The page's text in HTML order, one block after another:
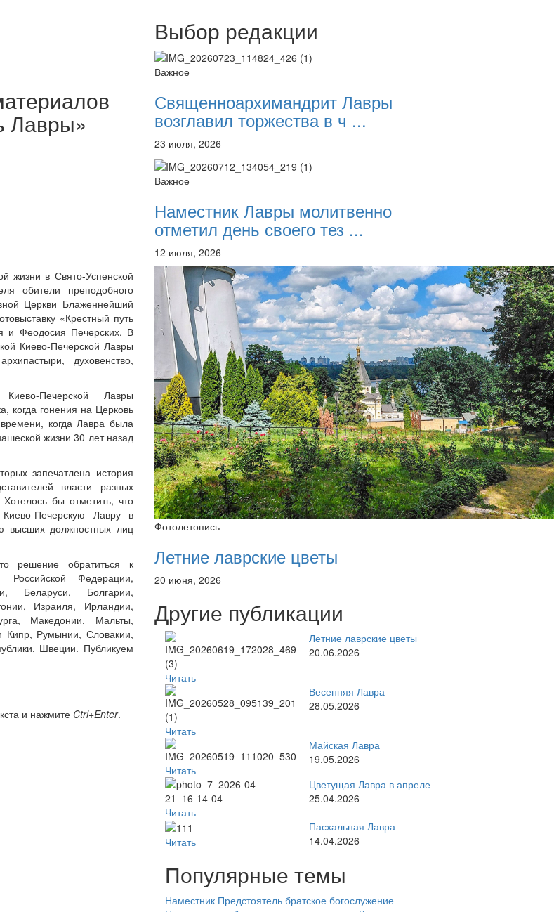
Онлайн трансляции
12 сентября 2015
12 сентября 2015Название трансляции
12 сентября 2015
12 сентября 2015Название трансляции
12 сентября 2015Название трансляции
Название трансляции
12 сентября 2015Название трансляции
Перейти к архиву
Лавры»
жизни в Свято-Успенской
обители преподобного
Церкви Блаженнейший
«Крестный путь
и Феодосия Печерских. В
Киево-Печерской Лавры
духовенство,
Печерской Лавры
когда гонения на Церковь
когда Лавра была
жизни 30 лет назад
запечатлена история
власти разных
бы отметить, что
Киево-Печерскую Лавру в
высших должностных лиц
решение обратиться к
Российской Федерации,
Беларуси, Болгарии,
Израиля, Ирландии,
Македонии, Мальты,
Кипр, Румынии, Словакии,
Швеции. Публикуем
и нажмите Ctrl+Enter.
Выбор редакции
Важное
Священноархимандрит Лавры
возглавил торжества в ч ...
23 июля, 2026
Важное
Наместник Лавры молитвенно
отметил день своего тез ...
12 июля, 2026
Фотолетопись
Летние лаврские цветы
20 июня, 2026
Другие публикации
Читать
Летние лаврские цветы
20.06.2026
Читать
Весенняя Лавра
28.05.2026
Читать
Майская Лавра
19.05.2026
Читать
Цветущая Лавра в апреле
25.04.2026
Читать
Пасхальная Лавра
14.04.2026
Популярные темы
Наместник Предстоятель братское богослужение